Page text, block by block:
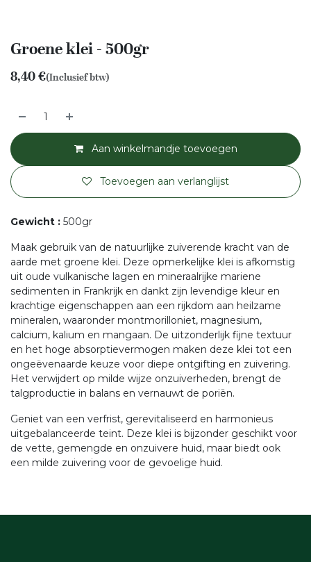
Groene klei - 500gr
8,40€(Inclusief btw)
Aan winkelmandje toevoegen
Toevoegen aan verlanglijst
Gewicht : 500gr
Maak gebruik van de natuurlijke zuiverende kracht van de
aarde met groene klei. Deze opmerkelijke klei is afkomstig
uit oude vulkanische lagen en mineraalrijke mariene
sedimenten in Frankrijk en dankt zijn levendige kleur en
krachtige eigenschappen aan een rijkdom aan heilzame
mineralen, waaronder montmorilloniet, magnesium,
calcium, kalium en mangaan. De uitzonderlijk fijne textuur
en het hoge absorptievermogen maken deze klei tot een
ongeëvenaarde keuze voor diepe ontgifting en zuivering.
Het verwijdert op milde wijze onzuiverheden, brengt de
talgproductie in balans en vernauwt de poriën.
Geniet van een verfrist, gerevitaliseerd en harmonieus
uitgebalanceerde teint. Deze klei is bijzonder geschikt voor
de vette, gemengde en onzuivere huid, maar biedt ook
een milde zuivering voor de gevoelige huid.